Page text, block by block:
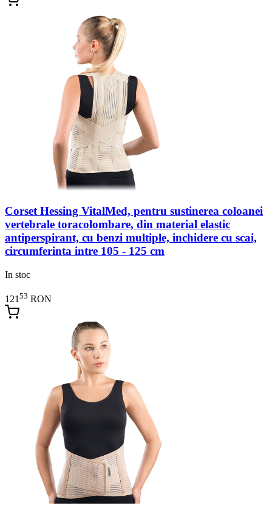
Corset Hessing VitalMed, pentru sustinerea coloanei
vertebrale toracolombare, din material elastic
antiperspirant, cu benzi multiple, inchidere cu scai,
circumferinta intre 105 - 125 cm
In stoc
121 53 RON